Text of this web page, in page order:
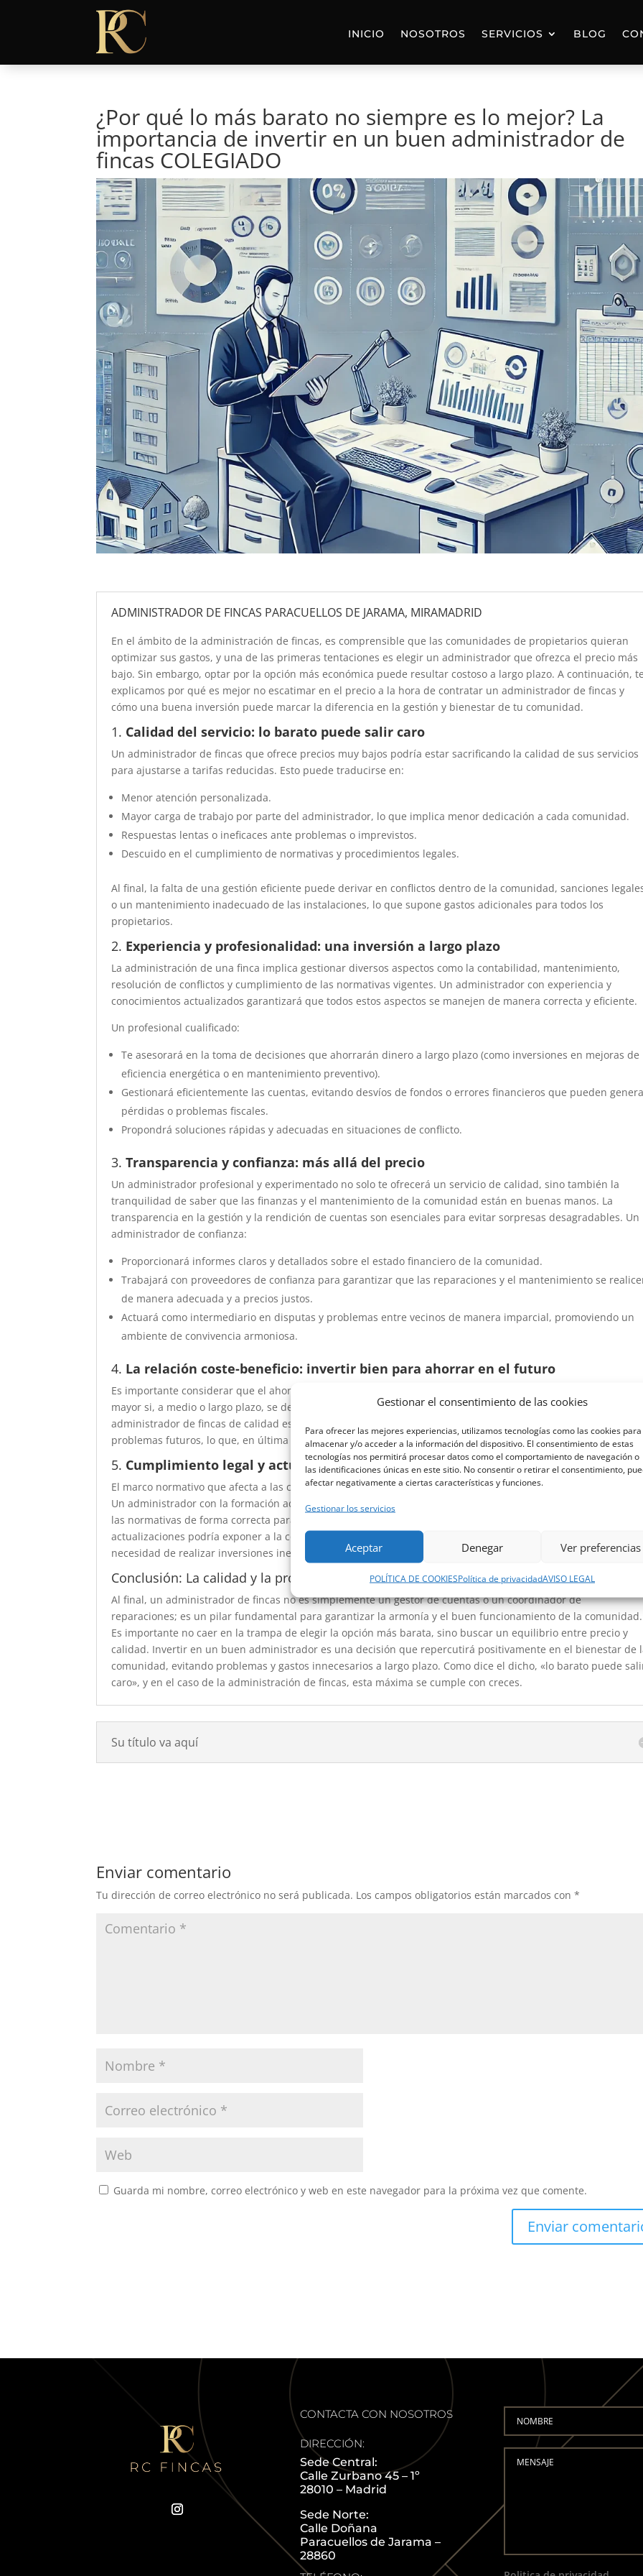
Gestionar el consentimiento de las cookies
Para ofrecer las mejores experiencias, utilizamos tecnologías como las cookies para
almacenar y/o acceder a la información del dispositivo. El consentimiento de estas
tecnologías nos permitirá procesar datos como el comportamiento de navegación o
las identificaciones únicas en este sitio. No consentir o retirar el consentimiento,
afectar negativamente a ciertas características y funciones.
Gestionar los servicios
Aceptar Denegar Ver preferencias
POLÍTICA DE COOKIESPolítica de privacidadAVISO LEGAL
INICIO NOSOTROS SERVICIOS BLOG
¿Por qué lo más barato no siempre es lo mejor? La
importancia de invertir en un buen administrador de
fincas COLEGIADO
ADMINISTRADOR DE FINCAS PARACUELLOS DE JARAMA, MIRAMADRID
En el ámbito de la administración de fincas, es comprensible que las comunidades de propietarios quieran
optimizar sus gastos, y una de las primeras tentaciones es elegir un administrador que ofrezca el precio más
bajo. Sin embargo, optar por la opción más económica puede resultar costoso a largo plazo. A continuación,
explicamos por qué es mejor no escatimar en el precio a la hora de contratar un administrador de fincas y
cómo una buena inversión puede marcar la diferencia en la gestión y bienestar de tu comunidad.
1. Calidad del servicio: lo barato puede salir caro
Un administrador de fincas que ofrece precios muy bajos podría estar sacrificando la calidad de sus servicios
para ajustarse a tarifas reducidas. Esto puede traducirse en:
Menor atención personalizada.
Mayor carga de trabajo por parte del administrador, lo que implica menor dedicación a cada comunidad.
Respuestas lentas o ineficaces ante problemas o imprevistos.
Descuido en el cumplimiento de normativas y procedimientos legales.
Al final, la falta de una gestión eficiente puede derivar en conflictos dentro de la comunidad, sanciones
o un mantenimiento inadecuado de las instalaciones, lo que supone gastos adicionales para todos los
propietarios.
2. Experiencia y profesionalidad: una inversión a largo plazo
La administración de una finca implica gestionar diversos aspectos como la contabilidad, mantenimiento,
resolución de conflictos y cumplimiento de las normativas vigentes. Un administrador con experiencia y
conocimientos actualizados garantizará que todos estos aspectos se manejen de manera correcta y eficiente.
Un profesional cualificado:
Te asesorará en la toma de decisiones que ahorrarán dinero a largo plazo (como inversiones en mejoras de
eficiencia energética o en mantenimiento preventivo).
Gestionará eficientemente las cuentas, evitando desvíos de fondos o errores financieros que pueden
pérdidas o problemas fiscales.
Propondrá soluciones rápidas y adecuadas en situaciones de conflicto.
3.Transparencia y confianza: más allá del precio
Un administrador profesional y experimentado no solo te ofrecerá un servicio de calidad, sino también la
tranquilidad de saber que las finanzas y el mantenimiento de la comunidad están en buenas manos. La
transparencia en la gestión y la rendición de cuentas son esenciales para evitar sorpresas desagradables. Un
administrador de confianza:
Proporcionará informes claros y detallados sobre el estado financiero de la comunidad.
Trabajará con proveedores de confianza para garantizar que las reparaciones y el mantenimiento se
de manera adecuada y a precios justos.
Actuará como intermediario en disputas y problemas entre vecinos de manera imparcial, promoviendo un
ambiente de convivencia armoniosa.
4. La relación coste-beneficio: invertir bien para ahorrar en el futuro
Es importante considerar que el ahorro inicial al elegir la opción más económica puede convertirse en un
mayor si, a medio o largo plazo, se deben corregir errores o negligencias en la gestión. Invertir en un
administrador de fincas de calidad es asegurar un mantenimiento eficiente y una gestión que prevenga
problemas futuros, lo que, en última instancia, puede suponer un ahorro sustancial para los propietarios.
5. Cumplimiento legal y actualización normativa
El marco normativo que afecta a las comunidades de propietarios es complejo y está en constante evolución.
Un administrador con la formación adecuada estará al día con las leyes y regulaciones, y sabrá cómo aplicar
las normativas de forma correcta para evitar sanciones. Un administrador que no esté al tanto de estas
actualizaciones podría exponer a la comunidad a riesgos legales que, además de multas, podrían implicar la
necesidad de realizar inversiones inesperadas.
Conclusión: La calidad y la profesionalidad tienen un precio
Al final, un administrador de fincas no es simplemente un gestor de cuentas o un coordinador de
reparaciones; es un pilar fundamental para garantizar la armonía y el buen funcionamiento de la comunidad.
Es importante no caer en la trampa de elegir la opción más barata, sino buscar un equilibrio entre precio y
calidad. Invertir en un buen administrador es una decisión que repercutirá positivamente en el bienestar de
comunidad, evitando problemas y gastos innecesarios a largo plazo. Como dice el dicho, «lo barato puede
caro», y en el caso de la administración de fincas, esta máxima se cumple con creces.
Su título va aquí
Enviar comentario
Tu dirección de correo electrónico no será publicada. Los campos obligatorios están marcados con*
Guarda mi nombre, correo electrónico y web en este navegador para la próxima vez que comente.
CONTACTA CON NOSOTROS
DIRECCIÓN:
Sede Central:
Calle Zurbano 45 – 1º
28010 – Madrid
Sede Norte:
Calle Doñana
Paracuellos de Jarama –
28860